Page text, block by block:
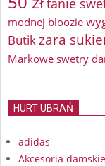
modnej bloozie
Butikzara
Markowe swetry
HURT UBRAŃ
adidas
Akcesoria damskie